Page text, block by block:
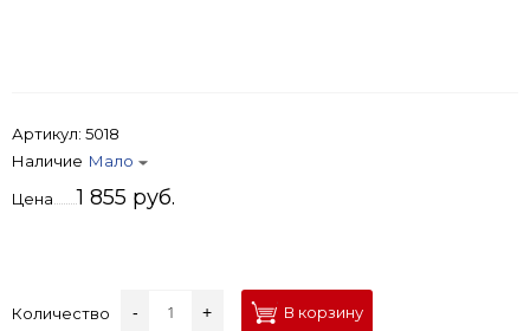
Артикул: 5018
Наличие Мало
Цена
1 855 руб.
Количество - + В корзину